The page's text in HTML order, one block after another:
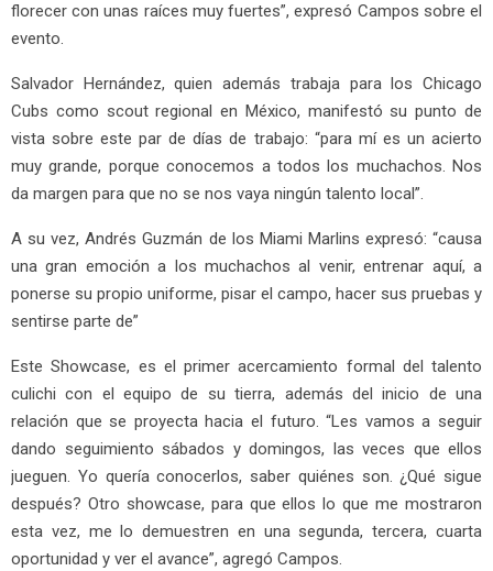
florecer con unas raíces muy fuertes”, expresó Campos sobre el
evento.
Salvador Hernández, quien además trabaja para los Chicago
Cubs como scout regional en México, manifestó su punto de
vista sobre este par de días de trabajo: “para mí es un acierto
muy grande, porque conocemos a todos los muchachos. Nos
da margen para que no se nos vaya ningún talento local”.
A su vez, Andrés Guzmán de los Miami Marlins expresó: “causa
una gran emoción a los muchachos al venir, entrenar aquí, a
ponerse su propio uniforme, pisar el campo, hacer sus pruebas y
sentirse parte de”
Este Showcase, es el primer acercamiento formal del talento
culichi con el equipo de su tierra, además del inicio de una
relación que se proyecta hacia el futuro. “Les vamos a seguir
dando seguimiento sábados y domingos, las veces que ellos
jueguen. Yo quería conocerlos, saber quiénes son. ¿Qué sigue
después? Otro showcase, para que ellos lo que me mostraron
esta vez, me lo demuestren en una segunda, tercera, cuarta
oportunidad y ver el avance”, agregó Campos.